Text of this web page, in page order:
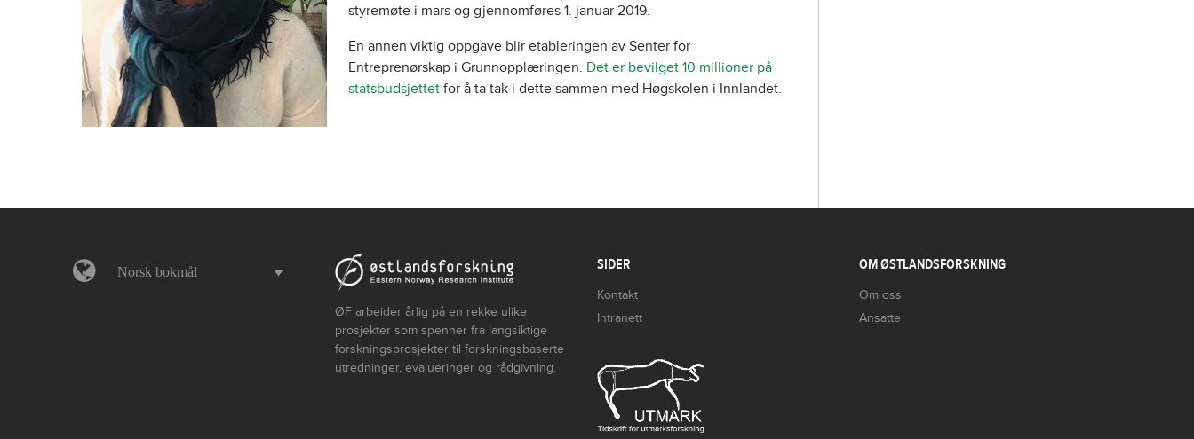
styremøte i mars og gjennomføres 1. januar 2019.
En annen viktig oppgave blir etableringen av Senter for
Entreprenørskap i Grunnopplæringen. Det er bevilget 10 millioner på
statsbudsjettet for å ta tak i dette sammen med Høgskolen i Innlandet.
Norsk bokmål
ØF arbeider årlig på en rekke ulike
prosjekter som spenner fra langsiktige
forskningsprosjekter til forskningsbaserte
utredninger, evalueringer og rådgivning.
SIDER
Kontakt
Intranett
OM ØSTLANDSFORSKNING
Om oss
Ansatte